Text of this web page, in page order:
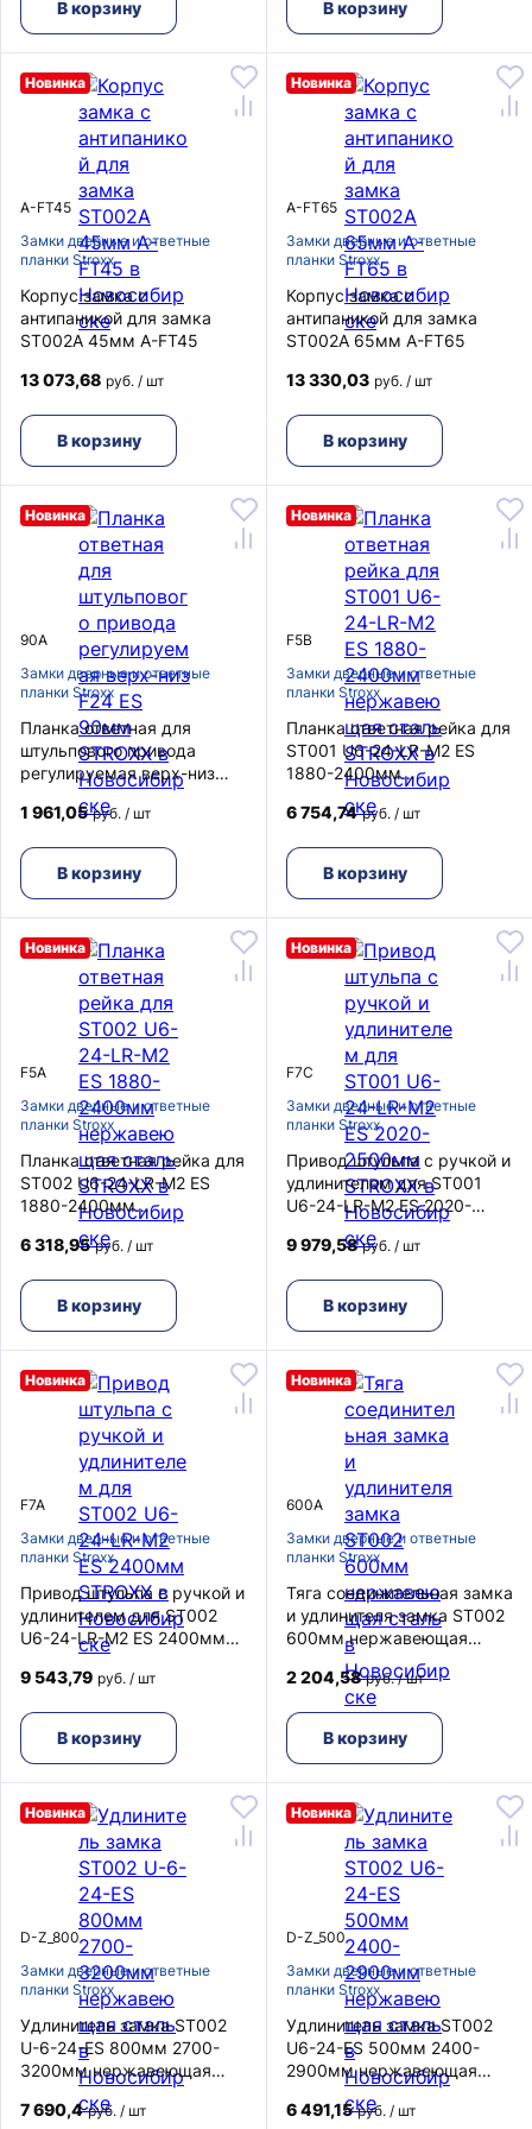
В корзину В корзину
A-FT45
Замки дверные и ответные
планки Stroxx
Новинка
Корпус замка с
антипаникой для замка
ST002A 45мм A-FT45
13 073,68 руб. / шт
В корзину
A-FT65
Замки дверные и ответные
планки Stroxx
Новинка
Корпус замка с
антипаникой для замка
ST002A 65мм A-FT65
13 330,03 руб. / шт
В корзину
90A
Замки дверные и ответные
планки Stroxx
Новинка
Планка ответная для
штульпового привода
регулируемая верх-низ
F24 ES 90мм STROXX
1 961,05 руб. / шт
В корзину
F5B
Замки дверные и ответные
планки Stroxx
Новинка
Планка ответная рейка для
ST001 U6-24-LR-M2 ES
1880-2400мм
нержавеющая сталь
STROXX
6 754,74 руб. / шт
В корзину
F5A
Замки дверные и ответные
планки Stroxx
Новинка
Планка ответная рейка для
ST002 U6-24-LR-M2 ES
1880-2400мм
нержавеющая сталь
STROXX
6 318,95 руб. / шт
В корзину
F7C
Замки дверные и ответные
планки Stroxx
Новинка
Привод штульпа с ручкой и
удлинителем для ST001
U6-24-LR-M2 ES 2020-
2500мм STROXX
9 979,58 руб. / шт
В корзину
F7A
Замки дверные и ответные
планки Stroxx
Новинка
Привод штульпа с ручкой и
удлинителем для ST002
U6-24-LR-M2 ES 2400мм
STROXX
9 543,79 руб. / шт
В корзину
600A
Замки дверные и ответные
планки Stroxx
Новинка
Тяга соединительная замка
и удлинителя замка ST002
600мм нержавеющая
2 204,58 руб. / шт
В корзину
D-Z_800
Замки дверные и ответные
планки Stroxx
Новинка
Удлинитель замка ST002
U-6-24-ES 800мм 2700-
3200мм нержавеющая
7 690,4 руб. / шт
D-Z_500
Замки дверные и ответные
планки Stroxx
Новинка
Удлинитель замка ST002
U6-24-ES 500мм 2400-
2900мм нержавеющая
6 491,15 руб. / шт